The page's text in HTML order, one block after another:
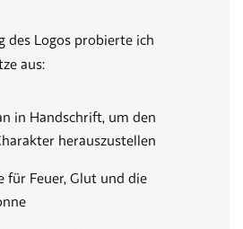
des Logos probierte ich
aus:
in Handschrift, um den
herauszustellen
für Feuer, Glut und die